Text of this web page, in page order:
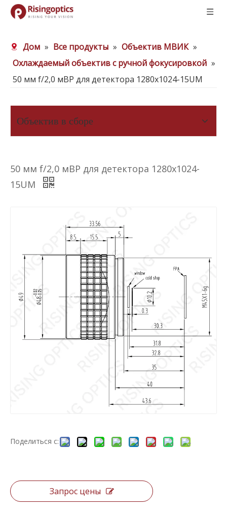
Дом » Все продукты » Объектив МВИК »
Охлаждаемый объектив с ручной фокусировкой »
50 мм f/2,0 мВР для детектора 1280x1024-15UM
Объектив в сборе
50 мм f/2,0 мВР для детектора 1280x1024-
15UM
Поделиться с:
Запрос цены